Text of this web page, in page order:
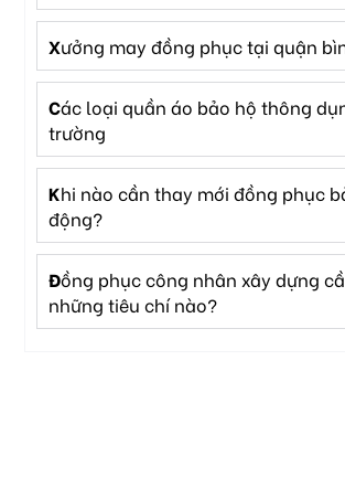
xưởng may đồng phục tại quận
các loại quần áo bảo hộ thông dụng trên thị
trường
khi nào cần thay mới đồng phục bảo hộ lao
động?
đồng phục công nhân xây dựng cần đảm bảo
những tiêu chí nào?